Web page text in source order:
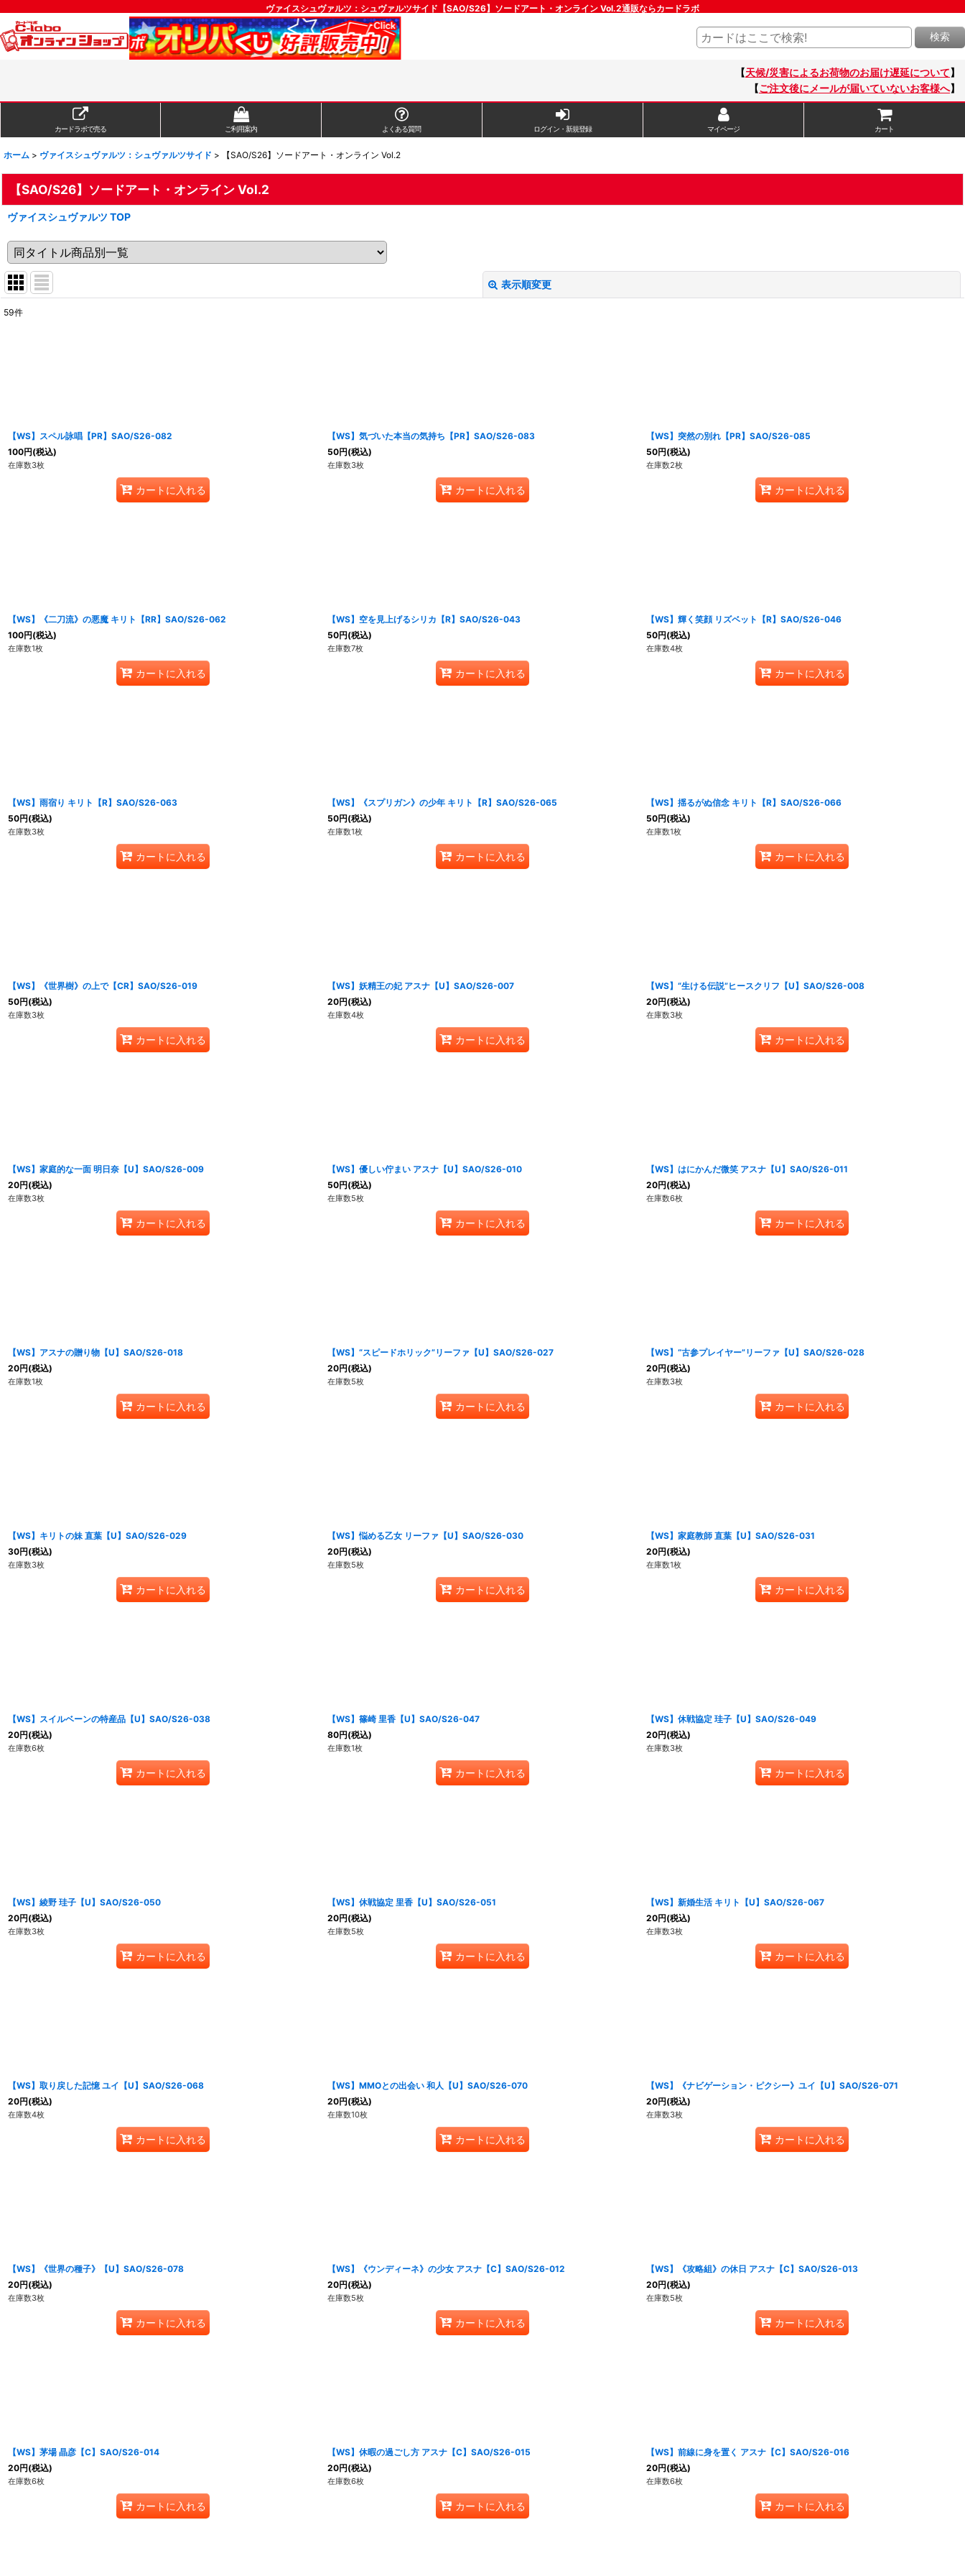
ヴァイスシュヴァルツ：シュヴァルツサイド【SAO/S26】ソードアート・オンライン Vol.2通販ならカードラボ
検索
【天候/災害によるお荷物のお届け遅延について】
【ご注文後にメールが届いていないお客様へ】
カードラボで売る ご利用案内 よくある質問 ログイン・新規登録 マイページ カート
ホーム > ヴァイスシュヴァルツ：シュヴァルツサイド > 【SAO/S26】ソードアート・オンライン Vol.2
【SAO/S26】ソードアート・オンライン Vol.2
ヴァイスシュヴァルツ TOP
表示順変更
絞り込む
59件
【WS】スペル詠唱【PR】SAO/S26-082
100円(税込)
在庫数3枚
カートに入れる
【WS】気づいた本当の気持ち【PR】SAO/S26-083
50円(税込)
在庫数3枚
カートに入れる
【WS】突然の別れ【PR】SAO/S26-085
50円(税込)
在庫数2枚
カートに入れる
【WS】《二刀流》の悪魔 キリト【RR】SAO/S26-062
100円(税込)
在庫数1枚
カートに入れる
【WS】空を見上げるシリカ【R】SAO/S26-043
50円(税込)
在庫数7枚
カートに入れる
【WS】輝く笑顔 リズベット【R】SAO/S26-046
50円(税込)
在庫数4枚
カートに入れる
【WS】雨宿り キリト【R】SAO/S26-063
50円(税込)
在庫数3枚
カートに入れる
【WS】《スプリガン》の少年 キリト【R】SAO/S26-065
50円(税込)
在庫数1枚
カートに入れる
【WS】揺るがぬ信念 キリト【R】SAO/S26-066
50円(税込)
在庫数1枚
カートに入れる
【WS】《世界樹》の上で【CR】SAO/S26-019
50円(税込)
在庫数3枚
カートに入れる
【WS】妖精王の妃 アスナ【U】SAO/S26-007
20円(税込)
在庫数4枚
カートに入れる
【WS】“生ける伝説”ヒースクリフ【U】SAO/S26-008
20円(税込)
在庫数3枚
カートに入れる
【WS】家庭的な一面 明日奈【U】SAO/S26-009
20円(税込)
在庫数3枚
カートに入れる
【WS】優しい佇まい アスナ【U】SAO/S26-010
50円(税込)
在庫数5枚
カートに入れる
【WS】はにかんだ微笑 アスナ【U】SAO/S26-011
20円(税込)
在庫数6枚
カートに入れる
【WS】アスナの贈り物【U】SAO/S26-018
20円(税込)
在庫数1枚
カートに入れる
【WS】“スピードホリック”リーファ【U】SAO/S26-027
20円(税込)
在庫数5枚
カートに入れる
【WS】“古参プレイヤー”リーファ【U】SAO/S26-028
20円(税込)
在庫数3枚
カートに入れる
【WS】キリトの妹 直葉【U】SAO/S26-029
30円(税込)
在庫数3枚
カートに入れる
【WS】悩める乙女 リーファ【U】SAO/S26-030
20円(税込)
在庫数5枚
カートに入れる
【WS】家庭教師 直葉【U】SAO/S26-031
20円(税込)
在庫数1枚
カートに入れる
【WS】スイルベーンの特産品【U】SAO/S26-038
20円(税込)
在庫数6枚
カートに入れる
【WS】篠崎 里香【U】SAO/S26-047
80円(税込)
在庫数1枚
カートに入れる
【WS】休戦協定 珪子【U】SAO/S26-049
20円(税込)
在庫数3枚
カートに入れる
【WS】綾野 珪子【U】SAO/S26-050
20円(税込)
在庫数3枚
カートに入れる
【WS】休戦協定 里香【U】SAO/S26-051
20円(税込)
在庫数5枚
カートに入れる
【WS】新婚生活 キリト【U】SAO/S26-067
20円(税込)
在庫数3枚
カートに入れる
【WS】取り戻した記憶 ユイ【U】SAO/S26-068
20円(税込)
在庫数4枚
カートに入れる
【WS】MMOとの出会い 和人【U】SAO/S26-070
20円(税込)
在庫数10枚
カートに入れる
【WS】《ナビゲーション・ピクシー》ユイ【U】SAO/S26-071
20円(税込)
在庫数3枚
カートに入れる
【WS】《世界の種子》【U】SAO/S26-078
20円(税込)
在庫数3枚
カートに入れる
【WS】《ウンディーネ》の少女 アスナ【C】SAO/S26-012
20円(税込)
在庫数5枚
カートに入れる
【WS】《攻略組》の休日 アスナ【C】SAO/S26-013
20円(税込)
在庫数5枚
カートに入れる
【WS】茅場 晶彦【C】SAO/S26-014
20円(税込)
在庫数6枚
カートに入れる
【WS】休暇の過ごし方 アスナ【C】SAO/S26-015
20円(税込)
在庫数6枚
カートに入れる
【WS】前線に身を置く アスナ【C】SAO/S26-016
20円(税込)
在庫数6枚
カートに入れる